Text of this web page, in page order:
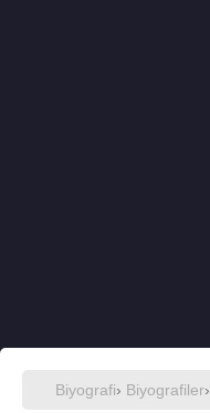
Biyografi› Biyografiler›